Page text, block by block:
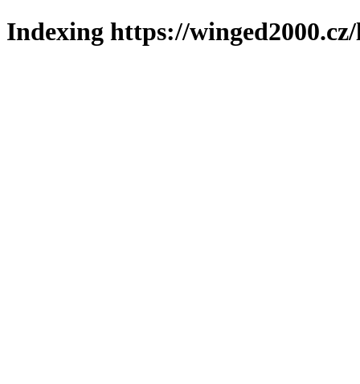
Indexing https://